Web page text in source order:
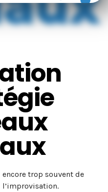
encore trop souvent de
l’improvisation.